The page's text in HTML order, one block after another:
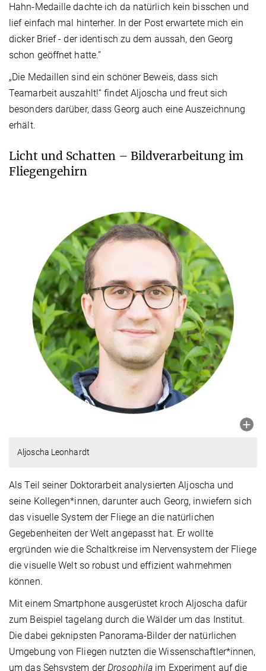
Hahn-Medaille dachte ich da natürlich kein bisschen und
lief einfach mal hinterher. In der Post erwartete mich ein
dicker Brief - der identisch zu dem aussah, den Georg
schon geöffnet hatte.”
„Die Medaillen sind ein schöner Beweis, dass sich
Teamarbeit auszahlt!“ findet Aljoscha und freut sich
besonders darüber, dass Georg auch eine Auszeichnung
erhält.
Licht und Schatten – Bildverarbeitung im
Fliegengehirn
Aljoscha Leonhardt
Als Teil seiner Doktorarbeit analysierten Aljoscha und
seine Kollegen*innen, darunter auch Georg, inwiefern sich
das visuelle System der Fliege an die natürlichen
Gegebenheiten der Welt angepasst hat. Er wollte
ergründen wie die Schaltkreise im Nervensystem der Fliege
die visuelle Welt so robust und effizient wahrnehmen
können.
Mit einem Smartphone ausgerüstet kroch Aljoscha dafür
zum Beispiel tagelang durch die Wälder um das Institut.
Die dabei geknipsten Panorama-Bilder der natürlichen
Umgebung von Fliegen nutzten die Wissenschaftler*innen,
um das Sehsystem derDrosophila im Experiment auf die